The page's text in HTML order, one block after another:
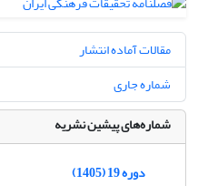
مقالات آماده انتشار
شماره جاری
شماره‌های پیشین نشریه
دوره 19 (1405)